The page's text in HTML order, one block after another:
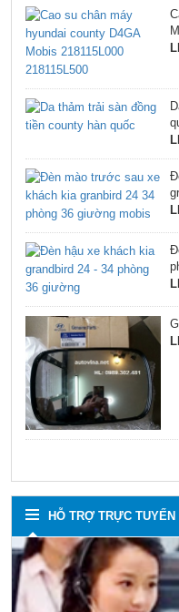
HỖ TRỢ TRỰC TUYẾN